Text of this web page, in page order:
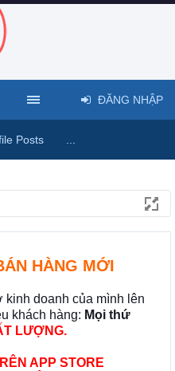
HÀNG MỚI
kinh doanh của mình lên
khách hàng: Mọi thứ
LƯỢNG.
APP STORE
Posts
ĐĂNG NHẬP